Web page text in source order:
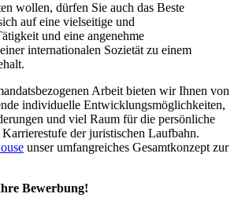
wollen, dürfen Sie auch das Beste
auf eine vielseitige und
und eine angenehme
internationalen Sozietät zu einem
Arbeit bieten wir Ihnen von
individuelle Entwicklungsmöglichkeiten,
und viel Raum für die persönliche
der juristischen Laufbahn.
unser umfangreiches Gesamtkonzept zur
Bewerbung!